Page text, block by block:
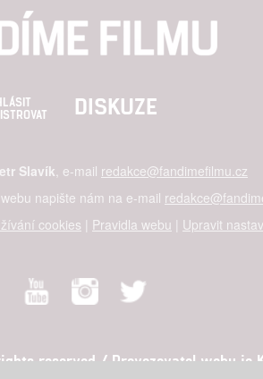
DISKUZE
Slavík, e-mail redakce@fandimefilmu.cz
napište nám na e-mail
cookies | Pravidla webu | Upravit
reserved / Provozovatel webu je